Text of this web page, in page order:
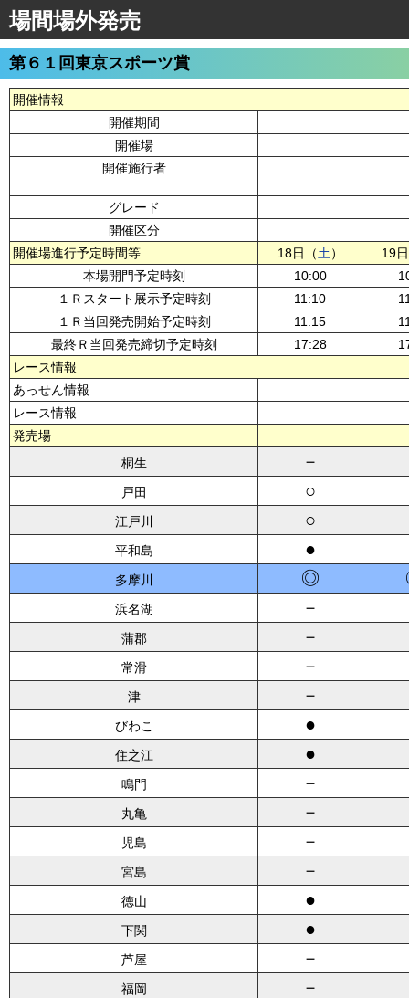
場間場外発売
第６１回東京スポーツ賞
開催情報
開催期間
開催場
開催施行者
グレード
開催区分
開催場進行予定時間等
18日（土）
19
本場開門予定時刻
10:00
１Ｒスタート展示予定時刻
11:10
１Ｒ当回発売開始予定時刻
11:15
最終Ｒ当回発売締切予定時刻
17:28
レース情報
あっせん情報
レース情報
発売場
桐生
－
戸田 ○
江戸川 ○
平和島 ●
多摩川 ◎
浜名湖 －
蒲郡 －
常滑 －
津 －
びわこ ●
住之江 ●
鳴門 －
丸亀 －
児島 －
宮島 －
徳山 ●
下関 ●
芦屋 －
福岡 －